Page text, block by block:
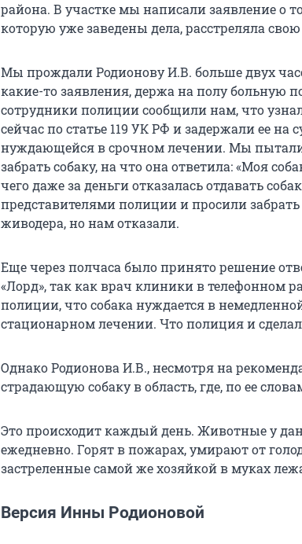
района. В участке мы написали заявление о
которую уже заведены дела, расстреляла свою
Мы прождали Родионову И.В. больше двух
какие-то заявления, держа на полу больную
сотрудники полиции сообщили нам, что
сейчас по статье 119 УК РФ и задержали ее на
нуждающейся в срочном лечении. Мы
забрать собаку, на что она ответила: «Моя
чего даже за деньги отказалась отдавать
представителями полиции и просили
живодера, но нам отказали.
Еще через полчаса было принято решение
«Лорд», так как врач клиники в телефонном
полиции, что собака нуждается в
стационарном лечении. Что полиция и
Однако Родионова И.В., несмотря на
страдающую собаку в область, где, по ее
Это происходит каждый день. Животные у
ежедневно. Горят в пожарах, умирают от
застреленные самой же хозяйкой в муках
Версия Инны Родионовой